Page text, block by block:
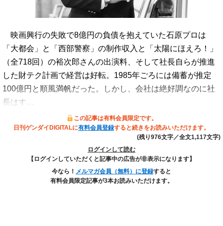
映画興行の失敗で8億円の負債を抱えていた石原プロは
「大都会」と「西部警察」の制作収入と「太陽にほえろ！」
（全718回）の裕次郎さんの出演料、そして社長自らが推進
した財テク計画で経営は好転。1985年ごろには備蓄が推定
100億円と順風満帆だった。しかし、会社は絶好調なのに社
長はす…
この記事は有料会員限定です。
日刊ゲンダイDIGITALに有料会員登録すると続きをお読みいただけます。
(残り976文字／全文1,117文字)
ログインして読む
【ログインしていただくと記事中の広告が非表示になります】
今なら！ メルマガ会員（無料）に登録すると
有料会員限定記事が3本お読みいただけます。